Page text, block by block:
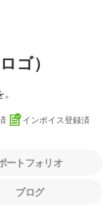
ゴ）
インボイス登録済
ートフォリオ
ブログ